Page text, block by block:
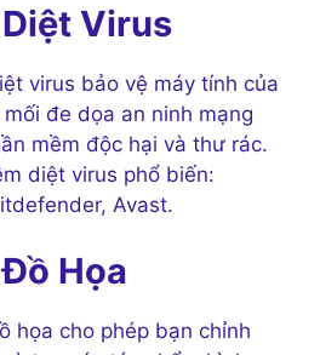
Virus
virus bảo vệ máy tính của
đe dọa an ninh mạng
mềm độc hại và thư rác.
diệt virus phổ biến:
Avast.
Họa
họa cho phép bạn chỉnh